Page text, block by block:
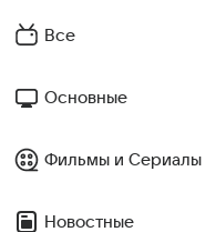
Все
Основные
Фильмы и Сериалы
Новостные